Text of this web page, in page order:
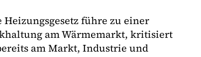
führe zu einer
am Wärmemarkt, kritisiert
am Markt, Industrie und